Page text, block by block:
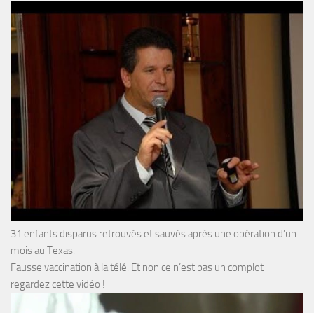
31 enfants disparus retrouvés et sauvés après une opération d’un
mois au Texas.
Fausse vaccination à la télé. Et non ce n’est pas un complot
regardez cette vidéo !